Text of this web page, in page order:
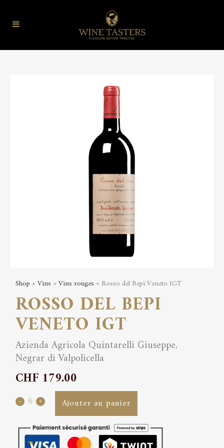
Shop »Vins »Vins rouges » Rosso del Bepi Veneto IGT
ROSSO DEL BEPI
VENETO IGT
Azienda Agricola Quintarelli Giuseppe,
Negrar di Valpolicella
CHF 179.00
Rosso
Bepi
Ajouter au panier